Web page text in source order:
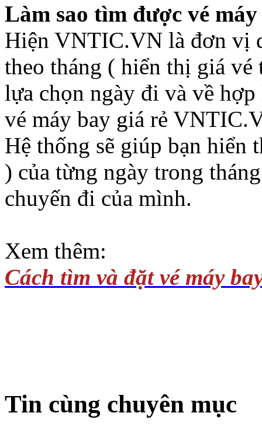
Làm sao tìm được vé
Hiện VNTIC.VN là đơn vị
theo tháng ( hiển thị giá
lựa chọn ngày đi và về
vé máy bay giá rẻ
Hệ thống sẽ giúp bạn hiển
) của từng ngày trong
chuyến đi của mình.
Xem thêm:
Cách tìm và đặt vé máy
Tin cùng chuyên mục